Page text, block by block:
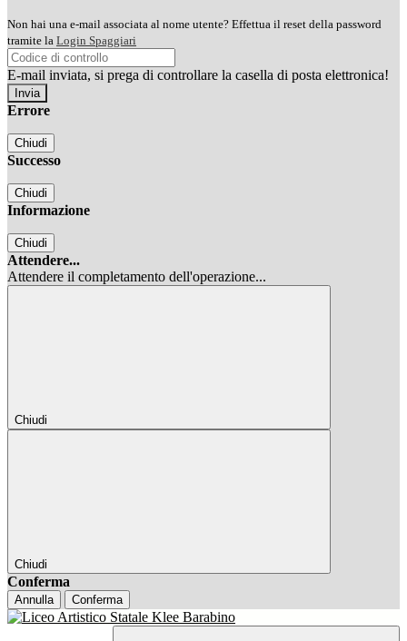
Non hai una e-mail associata al nome utente? Effettua il reset della password
tramite la Login Spaggiari
E-mail inviata, si prega di controllare la casella di posta elettronica!
Errore
Chiudi
Successo
Chiudi
Informazione
Chiudi
Attendere...
Attendere il completamento dell'operazione...
Chiudi
Chiudi
Conferma
Annulla Conferma